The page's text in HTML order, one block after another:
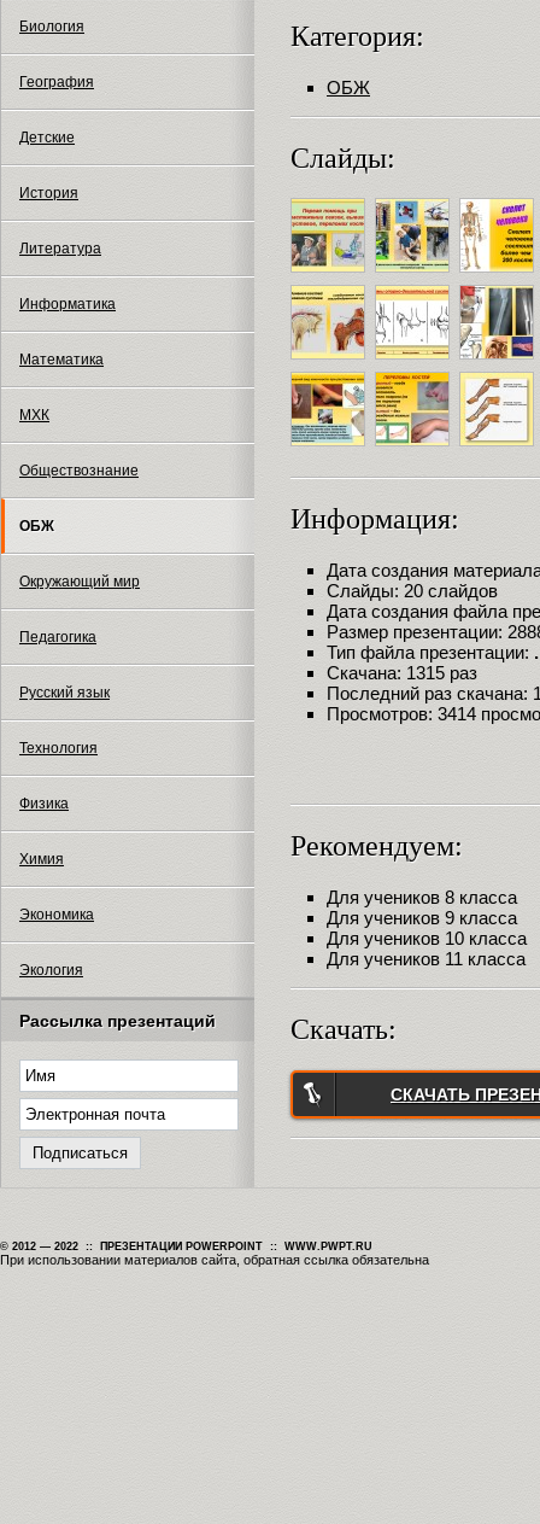
Биология
География
Детские
История
Литература
Информатика
Математика
МХК
Обществознание
ОБЖ
Окружающий мир
Педагогика
Русский язык
Технология
Физика
Химия
Экономика
Экология
Рассылка презентаций
Категория:
ОБЖ
Слайды:
Информация:
Дата создания
Слайды: 20 слайдов
Дата создания файла
Размер презентации:
Тип файла презентации:
Скачана: 1315 раз
Последний раз скачана:
Просмотров: 3414
Рекомендуем:
Для учеников 8 класса
Для учеников 9 класса
Для учеников 10 класса
Для учеников 11 класса
Скачать:
СКАЧАТЬ
© 2012 — 2022 :: ПРЕЗЕНТАЦИИ POWERPOINT :: WWW.PWPT.RU
При использовании материалов сайта, обратная ссылка обязательна